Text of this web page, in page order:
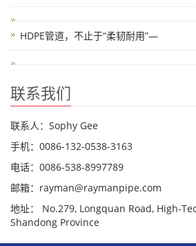
HDPE管道，不止于“柔韧耐用”—
联系我们
联系人：Sophy Gee
手机：0086-132-0538-3163
电话：0086-538-8997789
邮箱：rayman@raymanpipe.com
地址： No.279, Longquan Road, High-
Shandong Province